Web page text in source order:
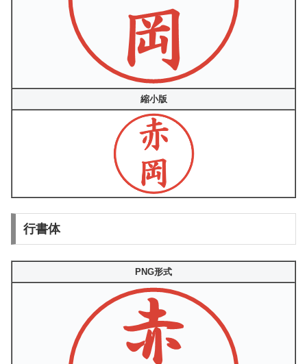
縮小版
行書体
PNG形式